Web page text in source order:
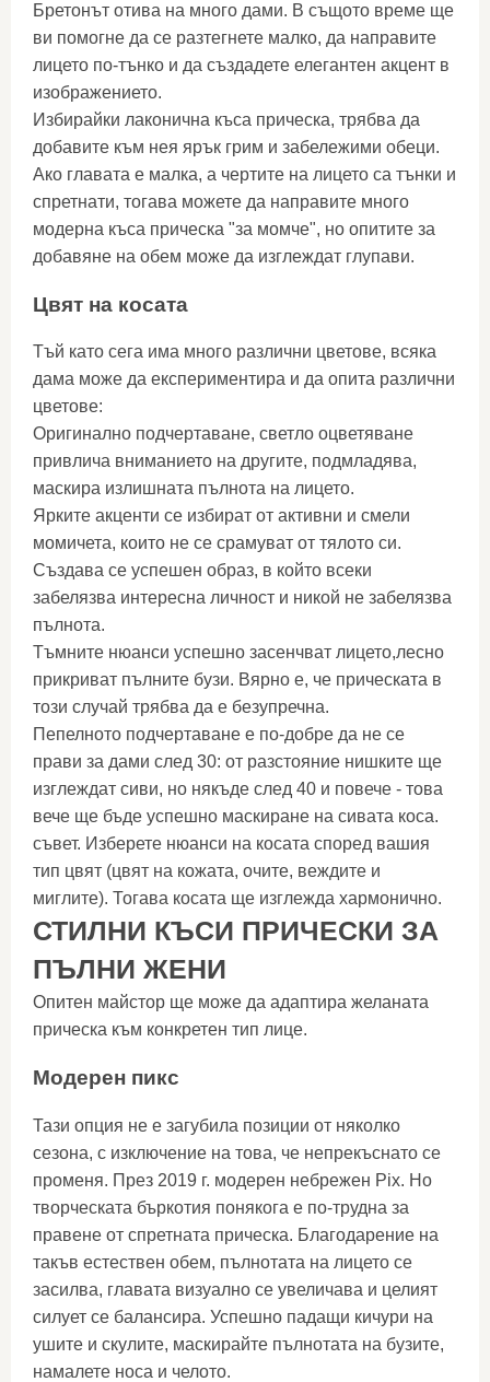
Бретонът отива на много дами. В същото време ще
ви помогне да се разтегнете малко, да направите
лицето по-тънко и да създадете елегантен акцент в
изображението.
Избирайки лаконична къса прическа, трябва да
добавите към нея ярък грим и забележими обеци.
Ако главата е малка, а чертите на лицето са тънки и
спретнати, тогава можете да направите много
модерна къса прическа "за момче", но опитите за
добавяне на обем може да изглеждат глупави.
Цвят на косата
Тъй като сега има много различни цветове, всяка
дама може да експериментира и да опита различни
цветове:
Оригинално подчертаване, светло оцветяване
привлича вниманието на другите, подмладява,
маскира излишната пълнота на лицето.
Ярките акценти се избират от активни и смели
момичета, които не се срамуват от тялото си.
Създава се успешен образ, в който всеки
забелязва интересна личност и никой не забелязва
пълнота.
Тъмните нюанси успешно засенчват лицето,лесно
прикриват пълните бузи. Вярно е, че прическата в
този случай трябва да е безупречна.
Пепелното подчертаване е по-добре да не се
прави за дами след 30: от разстояние нишките ще
изглеждат сиви, но някъде след 40 и повече - това
вече ще бъде успешно маскиране на сивата коса.
съвет. Изберете нюанси на косата според вашия
тип цвят (цвят на кожата, очите, веждите и
миглите). Тогава косата ще изглежда хармонично.
СТИЛНИ КЪСИ ПРИЧЕСКИ ЗА
ПЪЛНИ ЖЕНИ
Опитен майстор ще може да адаптира желаната
прическа към конкретен тип лице.
Модерен пикс
Тази опция не е загубила позиции от няколко
сезона, с изключение на това, че непрекъснато се
променя. През 2019 г. модерен небрежен Pix. Но
творческата бъркотия понякога е по-трудна за
правене от спретната прическа. Благодарение на
такъв естествен обем, пълнотата на лицето се
засилва, главата визуално се увеличава и целият
силует се балансира. Успешно падащи кичури на
ушите и скулите, маскирайте пълнотата на бузите,
намалете носа и челото.